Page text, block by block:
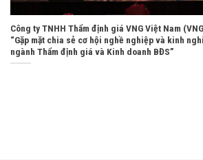
Công ty TNHH Thẩm định giá VNG Việt Nam
“Gặp mặt chia sẻ cơ hội nghề nghiệp và kinh
ngành Thẩm định giá và Kinh doanh BĐS”